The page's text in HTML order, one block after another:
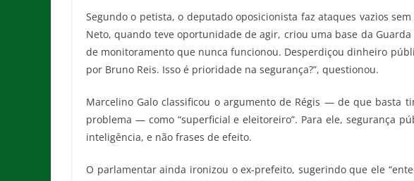
Segundo o petista, o deputado oposicionista faz ataques vazios
Neto, quando teve oportunidade de agir, criou uma base da
de monitoramento que nunca funcionou. Desperdiçou dinheiro
por Bruno Reis. Isso é prioridade na segurança?”, questionou.
Marcelino Galo classificou o argumento de Régis — de que basta
problema — como “superficial e eleitoreiro”. Para ele, segurança
inteligência, e não frases de efeito.
O parlamentar ainda ironizou o ex-prefeito, sugerindo que ele